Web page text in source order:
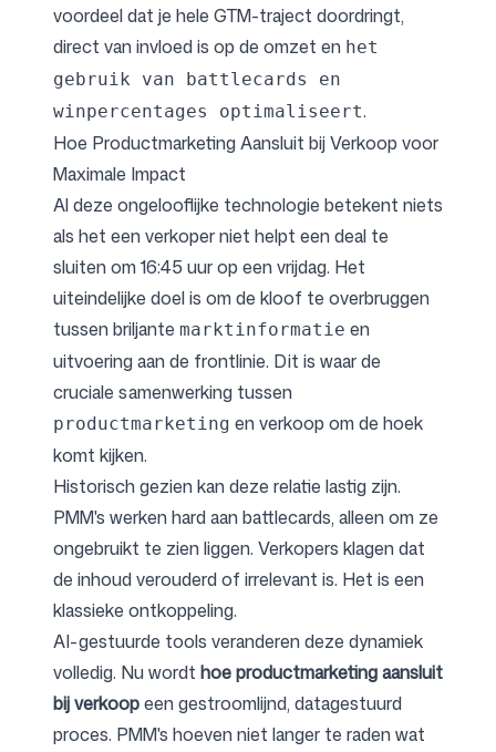
voordeel dat je hele GTM-traject doordringt,
direct van invloed is op de omzet en het
gebruik van battlecards en
winpercentages optimaliseert.
Hoe Productmarketing Aansluit bij Verkoop voor
Maximale Impact
Al deze ongelooflijke technologie betekent niets
als het een verkoper niet helpt een deal te
sluiten om 16:45 uur op een vrijdag. Het
uiteindelijke doel is om de kloof te overbruggen
tussen briljante marktinformatie en
uitvoering aan de frontlinie. Dit is waar de
cruciale samenwerking tussen
productmarketing en verkoop om de hoek
komt kijken.
Historisch gezien kan deze relatie lastig zijn.
PMM's werken hard aan battlecards, alleen om ze
ongebruikt te zien liggen. Verkopers klagen dat
de inhoud verouderd of irrelevant is. Het is een
klassieke ontkoppeling.
AI-gestuurde tools veranderen deze dynamiek
volledig. Nu wordt hoe productmarketing aansluit
bij verkoopeen gestroomlijnd, datagestuurd
proces. PMM's hoeven niet langer te raden wat